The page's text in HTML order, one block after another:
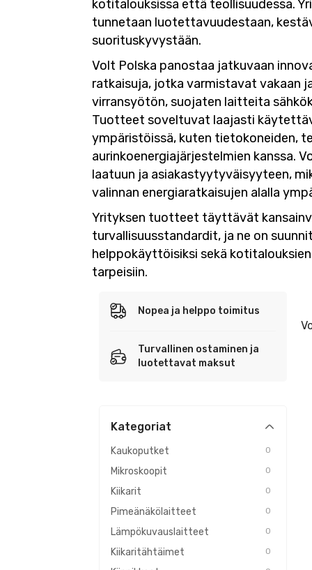
kotitalouksissa että teollisuudessa.
tunnetaan luotettavuudestaan,
suorituskyvystään.
Volt Polska panostaa jatkuvaan
ratkaisuja, jotka varmistavat vakaan
virransyötön, suojaten laitteita
Tuotteet soveltuvat laajasti
ympäristöissä, kuten tietokoneiden,
aurinkoenergiajärjestelmien kanssa.
laatuun ja asiakastyytyväisyyteen,
valinnan energiaratkaisujen alalla
Yrityksen tuotteet täyttävät
turvallisuusstandardit, ja ne on
helppokäyttöisiksi sekä
tarpeisiin.
Nopea ja helppo toimitus
Turvallinen ostaminen ja
luotettavat maksut
Kategoriat
Kaukoputket 0
Mikroskoopit 0
Kiikarit 0
Pimeänäkölaitteet 0
Lämpökuvauslaitteet 0
Kiikaritähtäimet 0